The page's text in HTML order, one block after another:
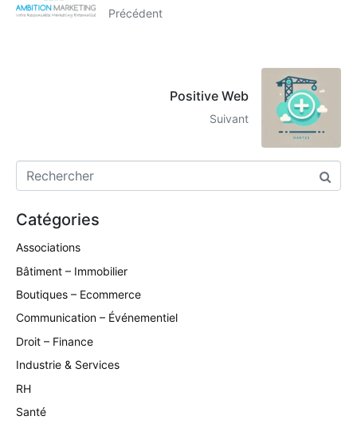
Précédent
Positive Web
Suivant
Catégories
Associations
Bâtiment – Immobilier
Boutiques – Ecommerce
Communication – Événementiel
Droit – Finance
Industrie & Services
RH
Santé